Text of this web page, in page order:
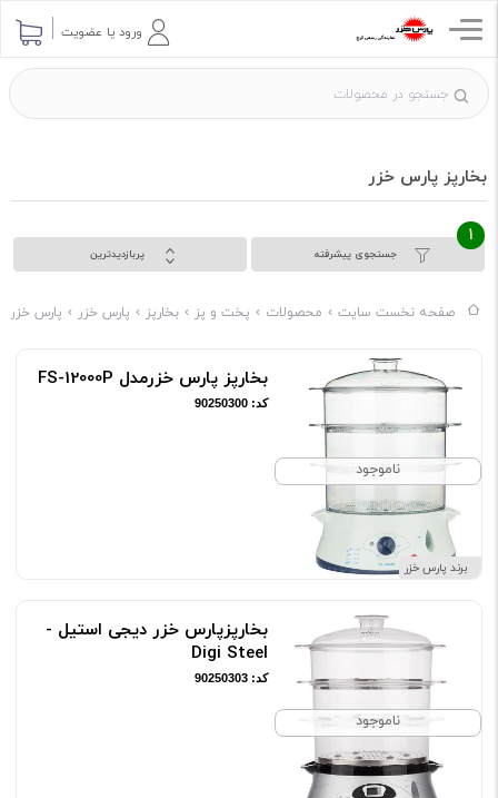
ورود یا عضویت
بخارپز پارس خزر
جستجوی پیشرفته
1
پربازدیدترین
صفحه نخست سایت محصولات پخت و پز بخارپز پارس خزر پارس خزر
ناموجود
برند پارس خزر
بخارپز پارس خزرمدل FS-12000P
کد: 90250300
ناموجود
بخارپزپارس خزر دیجی استیل -
Digi Steel
کد: 90250303